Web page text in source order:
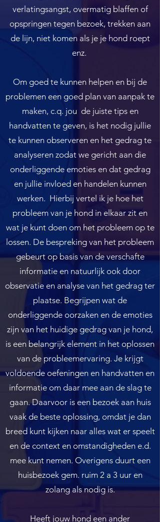
verlatingsangst, overmatig blaffen of
opspringen tegen bezoek, trekken aan
de lijn, niet komen als je je hond roept
enz.
Om goed te kunnen helpen en bij de
problemen een goed plan van aanpak te
maken, c.q. jou de juiste tips en
handvatten te geven, is het nodig jullie
te kunnen observeren en het gedrag te
analyseren zodat we gericht aan die
onderliggende emoties en dat gedrag
en jullie invloed en handelen kunnen
werken. Hierbij vertel ik je hoe het
probleem van je hond in elkaar zit en
wat je kunt doen om het probleem op te
lossen. De bespreking van het probleem
gebeurt op basis van de verschafte
informatie en natuurlijk ook door
observatie en analyse van het gedrag ter
plaatse. Begrijpen wat de
onderliggende oorzaken en de emoties
zijn van het huidige gedrag van je hond,
is een belangrijk element in het oplossen
van de probleemervaring. Je krijgt
voldoende oefeningen en handvatten en
informatie om daar mee aan de slag te
gaan. Daarvoor is een bezoek aan huis
vaak de beste oplossing, omdat je dan
breed kunt kijken naar alles wat er speelt
en de context en omstandigheden e.d.
mee kunt nemen. Overigens duurt een
huisbezoek gem. ruim 2 a 3 uur en
zolang als nodig is.
Heeft jouw hond een ander